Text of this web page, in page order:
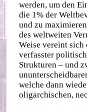
werden, um den
die 1% der
und zu
des weltweiten
Weise vereint
verfasster
Strukturen – und
welche dann
oligarchischen,